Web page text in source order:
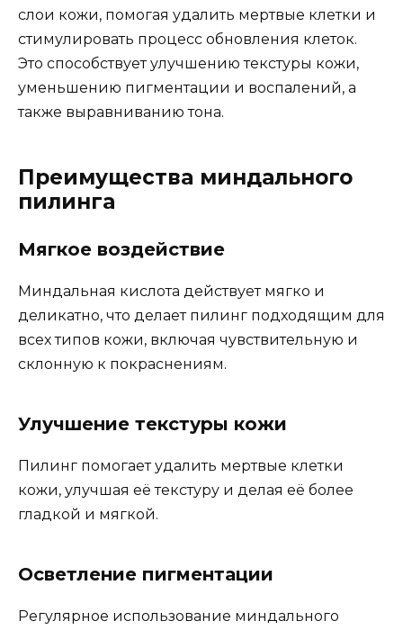
слои кожи, помогая удалить мертвые клетки и
стимулировать процесс обновления клеток.
Это способствует улучшению текстуры кожи,
уменьшению пигментации и воспалений, а
также выравниванию тона.
Преимущества миндального
пилинга
Мягкое воздействие
Миндальная кислота действует мягко и
деликатно, что делает пилинг подходящим для
всех типов кожи, включая чувствительную и
склонную к покраснениям.
Улучшение текстуры кожи
Пилинг помогает удалить мертвые клетки
кожи, улучшая её текстуру и делая её более
гладкой и мягкой.
Осветление пигментации
Регулярное использование миндального